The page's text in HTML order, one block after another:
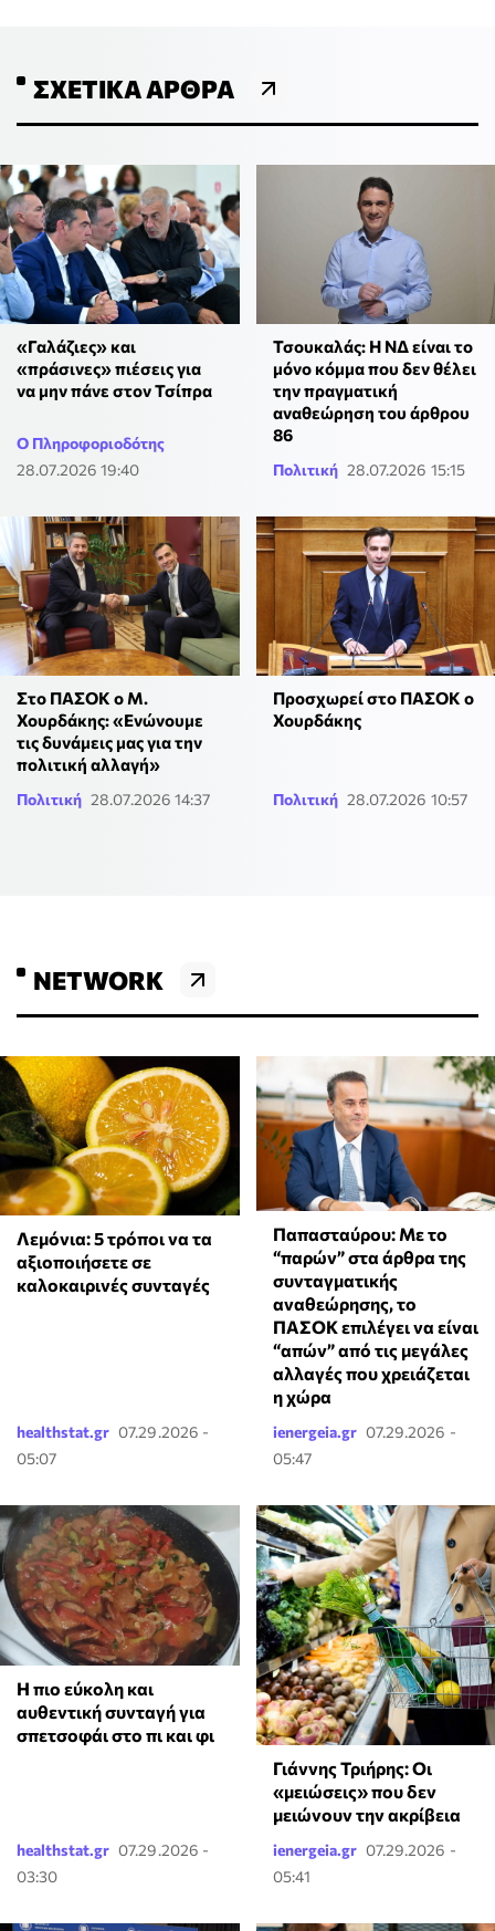
ΣΧΕΤΙΚΆ ΆΡΘΡΑ
«Γαλάζιες» και
«πράσινες» πιέσεις για
να μην πάνε στον Τσίπρα
Ο Πληροφοριοδότης
28.07.2026 19:40
Τσουκαλάς: Η ΝΔ είναι το
μόνο κόμμα που δεν θέλει
την πραγματική
αναθεώρηση του άρθρου
86
Πολιτική 28.07.2026 15:15
Στο ΠΑΣΟΚ ο Μ.
Χουρδάκης: «Ενώνουμε
τις δυνάμεις μας για την
πολιτική αλλαγή»
Πολιτική 28.07.2026 14:37
Προσχωρεί στο ΠΑΣΟΚ ο
Χουρδάκης
Πολιτική 28.07.2026 10:57
NETWORK
Λεμόνια: 5 τρόποι να τα
αξιοποιήσετε σε
καλοκαιρινές συνταγές
healthstat.gr 07.29.2026 -
05:07
Παπασταύρου: Με το
“παρών” στα άρθρα της
συνταγματικής
αναθεώρησης, το
ΠΑΣΟΚ επιλέγει να είναι
“απών” από τις μεγάλες
αλλαγές που χρειάζεται
η χώρα
ienergeia.gr 07.29.2026 -
05:47
Η πιο εύκολη και
αυθεντική συνταγή για
σπετσοφάι στο πι και φι
healthstat.gr 07.29.2026 -
03:30
Γιάννης Τριήρης: Οι
«μειώσεις» που δεν
μειώνουν την ακρίβεια
ienergeia.gr 07.29.2026 -
05:41